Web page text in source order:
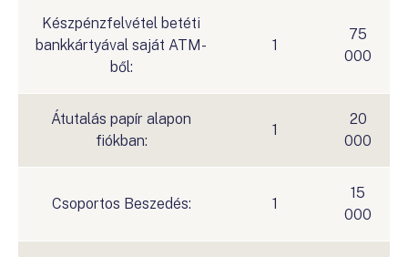
Készpénzfelvétel betéti
bankkártyával saját ATM-
ből:
1
75
000
Átutalás papír alapon
fiókban:
1
20
000
Csoportos Beszedés: 1
15
000